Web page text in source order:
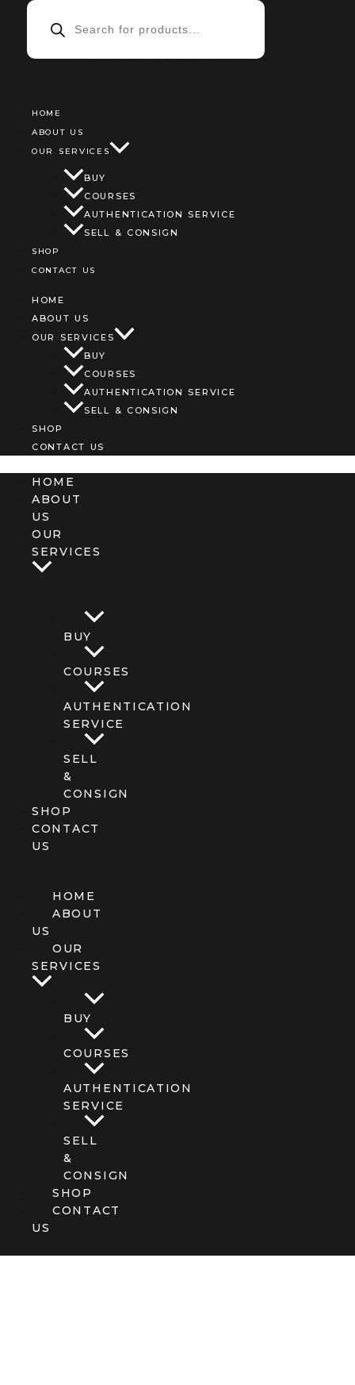
PRODUCTS
FACEBOOK
INSTAGRAM
TELEGRAM
WHATSAPP
YOUTUBE
HOME
ABOUT US
OUR SERVICES
BUY
COURSES
AUTHENTICATION SERVICE
SELL & CONSIGN
SHOP
CONTACT US
HOME
ABOUT US
OUR SERVICES
BUY
COURSES
AUTHENTICATION SERVICE
SELL & CONSIGN
SHOP
CONTACT US
HOME
ABOUT
US
OUR
SERVICES
BUY
COURSES
AUTHENTICATION
SERVICE
SELL
&
CONSIGN
SHOP
CONTACT
US
HOME
ABOUT
US
OUR
SERVICES
BUY
COURSES
AUTHENTICATION
SERVICE
SELL
&
CONSIGN
SHOP
CONTACT
US